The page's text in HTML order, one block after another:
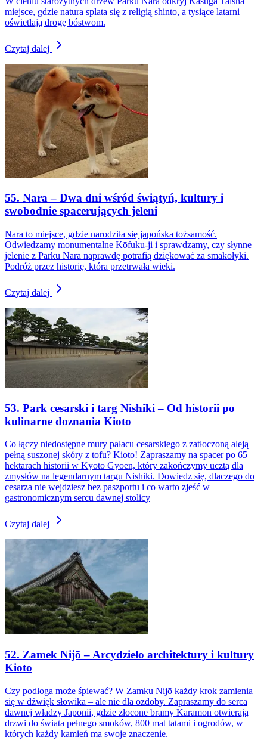
miejsce, gdzie natura splata się z religią shinto, a tysiące latarni
oświetlają drogę bóstwom.
Czytaj dalej
55. Nara – Dwa dni wśród świątyń, kultury i
swobodnie spacerujących jeleni
Nara to miejsce, gdzie narodziła się japońska tożsamość.
Odwiedzamy monumentalne Kōfuku-ji i sprawdzamy, czy słynne
jelenie z Parku Nara naprawdę potrafią dziękować za smakołyki.
Podróż przez historię, która przetrwała wieki.
Czytaj dalej
53. Park cesarski i targ Nishiki – Od historii po
kulinarne doznania Kioto
Co łączy niedostępne mury pałacu cesarskiego z zatłoczoną aleją
pełną suszonej skóry z tofu? Kioto! Zapraszamy na spacer po 65
hektarach historii w Kyoto Gyoen, który zakończymy ucztą dla
zmysłów na legendarnym targu Nishiki. Dowiedz się, dlaczego do
cesarza nie wejdziesz bez paszportu i co warto zjeść w
gastronomicznym sercu dawnej stolicy
Czytaj dalej
52. Zamek Nijō – Arcydzieło architektury i kultury
Kioto
Czy podłoga może śpiewać? W Zamku Nijō każdy krok zamienia
się w dźwięk słowika – ale nie dla ozdoby. Zapraszamy do serca
dawnej władzy Japonii, gdzie złocone bramy Karamon otwierają
drzwi do świata pełnego smoków, 800 mat tatami i ogrodów, w
których każdy kamień ma swoje znaczenie.